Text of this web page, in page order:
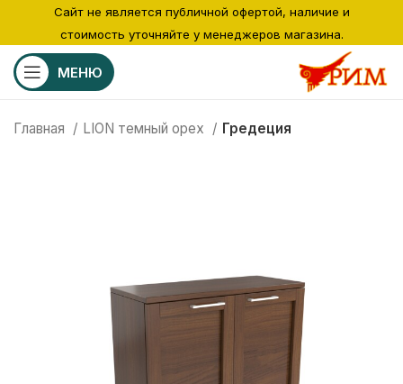
МЕНЮ
Главная LION темный орех Гредеция
Сайт не является публичной офертой, наличие и
стоимость уточняйте у менеджеров магазина.